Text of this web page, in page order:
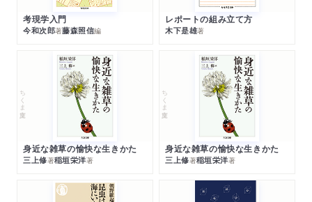
考現学入門
今和次郎著藤森照信編
レポートの組み立て方
木下是雄著
ちくま文庫
身近な雑草の愉快な生きかた
三上修著稲垣栄洋著
ちくま文庫
身近な雑草の愉快な生きかた
三上修著稲垣栄洋著